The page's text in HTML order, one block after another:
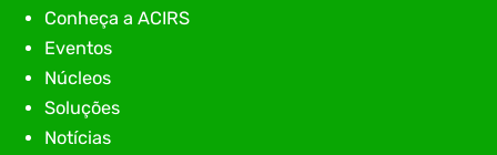
Conheça a ACIRS
Eventos
Núcleos
Soluções
Notícias